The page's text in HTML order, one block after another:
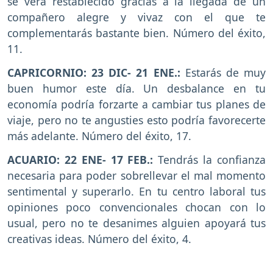
compañero alegre y vivaz con el que te
complementarás bastante bien. Número del éxito,
11.
CAPRICORNIO: 23 DIC- 21 ENE.: Estarás de muy
buen humor este día. Un desbalance en tu
economía podría forzarte a cambiar tus planes de
viaje, pero no te angusties esto podría favorecerte
más adelante. Número del éxito, 17.
ACUARIO: 22 ENE- 17 FEB.: Tendrás la confianza
necesaria para poder sobrellevar el mal momento
sentimental y superarlo. En tu centro laboral tus
opiniones poco convencionales chocan con lo
usual, pero no te desanimes alguien apoyará tus
creativas ideas. Número del éxito, 4.